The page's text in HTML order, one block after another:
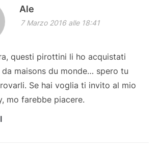
Ale
7 Marzo 2016 alle 18:41
questi pirottini li ho acquistati
maisons du monde… spero tu
Se hai voglia ti invito al mio
mo farebbe piacere.